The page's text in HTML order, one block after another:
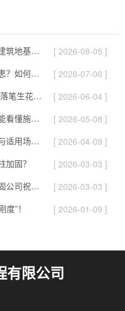
庆阳浅谈静压桩加固技术优势，既有建筑地基补强施工要点！
[ 2026-08-05 ]
庆阳软土地基不加固后期会有哪些隐患？如何提前预防！
[ 2026-07-06 ]
庆阳磐建建筑助力2026高考：愿考生落笔生花、旗开得胜圆梦今夏！
[ 2026-06-04 ]
庆阳静压桩加固原理详解，零基础也能看懂施工逻辑！
[ 2026-05-08 ]
庆阳浅谈高压旋喷桩地基的加固原理与适用场景！
[ 2026-04-09 ]
加固？
[ 2026-03-03 ]
圆月映高楼，加固护永久——甘肃加固公司祝您元宵快乐！
[ 2026-03-03 ]
”！
[ 2026-01-09 ]
有限公司